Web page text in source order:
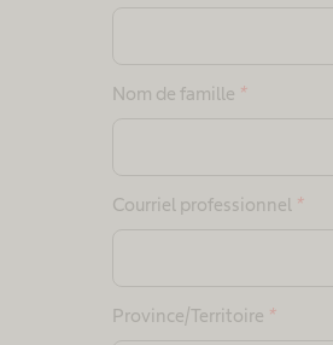
Nom de famille *
Courriel professionnel *
Province/Territoire *